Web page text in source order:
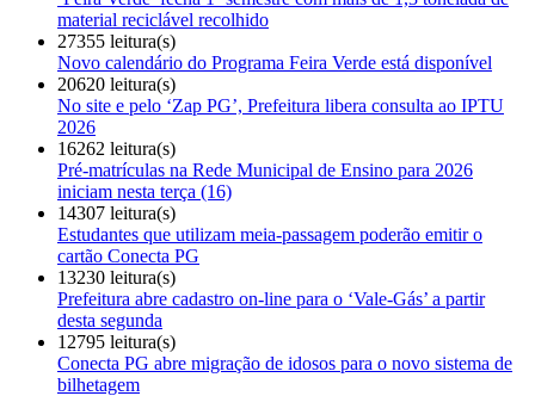
material reciclável recolhido
27355 leitura(s)
Novo calendário do Programa Feira Verde está disponível
20620 leitura(s)
No site e pelo ‘Zap PG’, Prefeitura libera consulta ao IPTU
2026
16262 leitura(s)
Pré-matrículas na Rede Municipal de Ensino para 2026
iniciam nesta terça (16)
14307 leitura(s)
Estudantes que utilizam meia-passagem poderão emitir o
cartão Conecta PG
13230 leitura(s)
Prefeitura abre cadastro on-line para o ‘Vale-Gás’ a partir
desta segunda
12795 leitura(s)
Conecta PG abre migração de idosos para o novo sistema de
bilhetagem